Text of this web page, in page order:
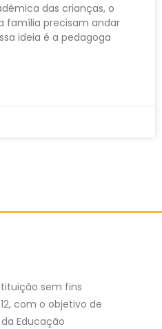
das crianças, o
família precisam andar
ideia é a pedagoga
sem fins
com o objetivo de
Educação